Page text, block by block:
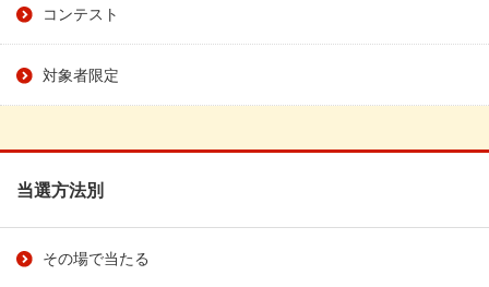
コンテスト
対象者限定
当選方法別
その場で当たる